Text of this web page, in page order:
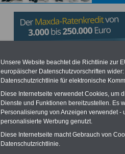
Stiftung
Museum
Vorteile für den öffentlichen
Vergleichen und sparen
Bausparen schon ab 16 Jahren
Berufsunfähigkeitsabsicherung
Unsere Website beachtet die Richtlinie zur
europäischer Datenschutzvorschriften
Datenschutzrichtlinie für elektronische
Diese Internetseite verwendet Cookies, um
Dienste und Funktionen bereitzustellen. Es
Personalisierung von Anzeigen verwendet
personalisierte Werbung genutzt.
Diese Internetseite macht Gebrauch von
Datenschutzrichtlinie.